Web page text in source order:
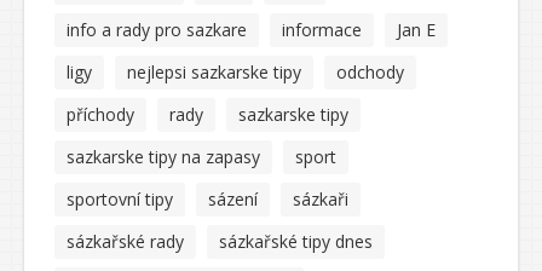
info a rady pro sazkare
informace
Jan E
ligy
nejlepsi sazkarske tipy
odchody
příchody
rady
sazkarske tipy
sazkarske tipy na zapasy
sport
sportovní tipy
sázení
sázkaři
sázkařské rady
sázkařské tipy dnes